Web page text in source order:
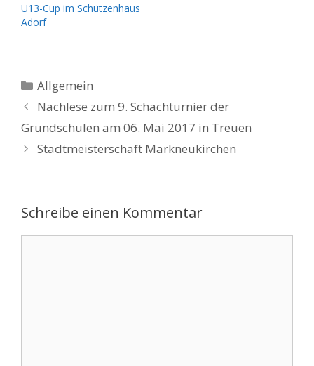
U13-Cup im Schützenhaus
Adorf
Kategorien
Allgemein
Nachlese zum 9. Schachturnier der
Grundschulen am 06. Mai 2017 in Treuen
Stadtmeisterschaft Markneukirchen
Schreibe einen Kommentar